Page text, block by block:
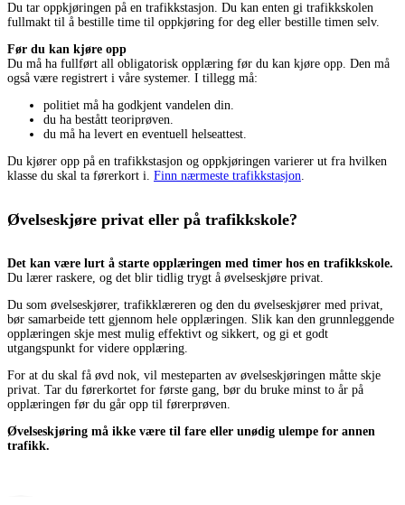
Du tar oppkjøringen på en trafikkstasjon. Du kan enten gi trafikkskolen
fullmakt til å bestille time til oppkjøring for deg eller bestille timen selv.
Før du kan kjøre opp
Du må ha fullført all obligatorisk opplæring før du kan kjøre opp. Den må
også være registrert i våre systemer. I tillegg må:
politiet må ha godkjent vandelen din.
du ha bestått teoriprøven.
du må ha levert en eventuell helseattest.
Du kjører opp på en trafikkstasjon og oppkjøringen varierer ut fra hvilken
klasse du skal ta førerkort i. Finn nærmeste trafikkstasjon
Øvelseskjøre privat eller på trafikkskole?
Det kan være lurt å starte opplæringen med timer hos en trafikkskole.
Du lærer raskere, og det blir tidlig trygt å øvelseskjøre privat.
Du som øvelseskjører, trafikklæreren og den du øvelseskjører med privat,
bør samarbeide tett gjennom hele opplæringen. Slik kan den grunnleggende
opplæringen skje mest mulig effektivt og sikkert, og gi et godt
utgangspunkt for videre opplæring.
For at du skal få øvd nok, vil mesteparten av øvelseskjøringen måtte skje
privat. Tar du førerkortet for første gang, bør du bruke minst to år på
opplæringen før du går opp til førerprøven.
Øvelseskjøring må ikke være til fare eller unødig ulempe for annen
trafikk.